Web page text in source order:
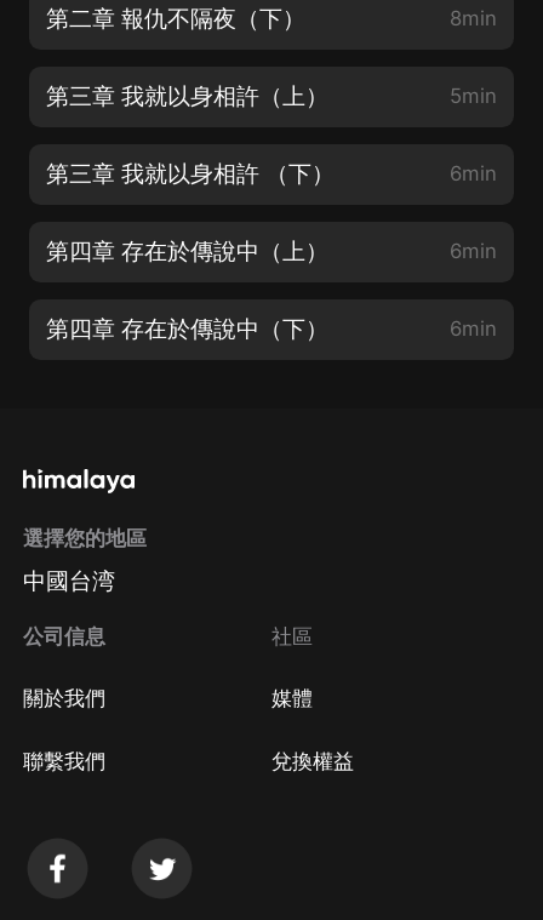
第二章 報仇不隔夜（下） 8min
第三章 我就以身相許（上） 5min
第三章 我就以身相許 （下） 6min
第四章 存在於傳說中（上） 6min
第四章 存在於傳說中（下） 6min
選擇您的地區
中國台湾
公司信息
關於我們
聯繫我們
社區
媒體
兌換權益